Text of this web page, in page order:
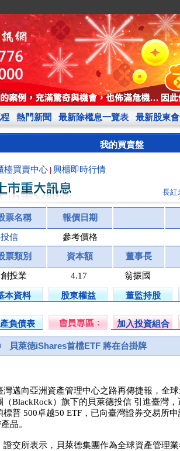
熱門新聞 最新除權息一覽表 最新股東
我的買賣盤
檯買賣中心 興櫃即時行情
長紅
票名稱 報價日期
信 參考價格
票類別 資本額 董事長
創投業 4.17 翁振國
本資料 股東權益 董監持股
負債表 加入投資組合
貝萊德iShares首檔ETF 將在台掛牌
邁向亞洲資產管理中心之路再傳捷報，全
（BlackRock）旗下的貝萊德投信 引進臺灣
標普 500卓越50 ETF，已向臺灣證券交易所
品。
所表示，貝萊德集團作為全球資產管理業